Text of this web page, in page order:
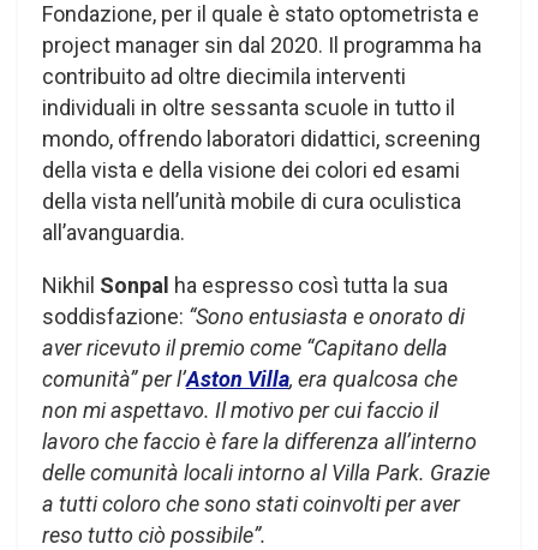
Fondazione, per il quale è stato optometrista e
project manager sin dal 2020. Il programma ha
contribuito ad oltre diecimila interventi
individuali in oltre sessanta scuole in tutto il
mondo, offrendo laboratori didattici, screening
della vista e della visione dei colori ed esami
della vista nell’unità mobile di cura oculistica
all’avanguardia.
Nikhil Sonpal ha espresso così tutta la sua
soddisfazione: “Sono entusiasta e onorato di
aver ricevuto il premio come “Capitano della
comunità” per l’Aston Villa, era qualcosa che
non mi aspettavo. Il motivo per cui faccio il
lavoro che faccio è fare la differenza all’interno
delle comunità locali intorno al Villa Park. Grazie
a tutti coloro che sono stati coinvolti per aver
reso tutto ciò possibile”.